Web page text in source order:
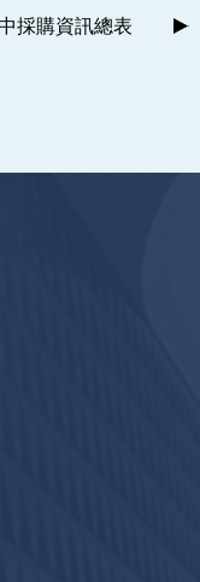
採購資訊總表